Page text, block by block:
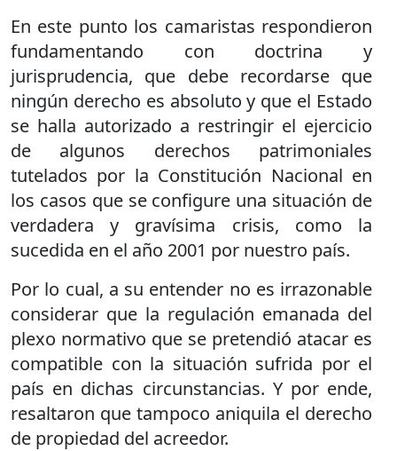
En este punto los camaristas respondieron
fundamentando con doctrina y
jurisprudencia, que debe recordarse que
ningún derecho es absoluto y que el Estado
se halla autorizado a restringir el ejercicio
de algunos derechos patrimoniales
tutelados por la Constitución Nacional en
los casos que se configure una situación de
verdadera y gravísima crisis, como la
sucedida en el año 2001 por nuestro país.
Por lo cual, a su entender no es irrazonable
considerar que la regulación emanada del
plexo normativo que se pretendió atacar es
compatible con la situación sufrida por el
país en dichas circunstancias. Y por ende,
resaltaron que tampoco aniquila el derecho
de propiedad del acreedor.